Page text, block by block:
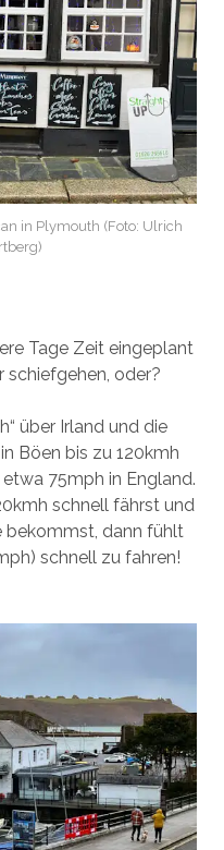
in Plymouth (Foto: Ulrich
Tage Zeit eingeplant
schiefgehen, oder?
über Irland und die
Böen bis zu 120kmh
75mph in England.
schnell fährst und
bekommst, dann fühlt
schnell zu fahren!